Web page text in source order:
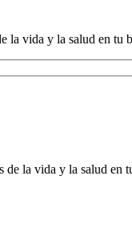
la vida y la salud en tu
la vida y la salud en